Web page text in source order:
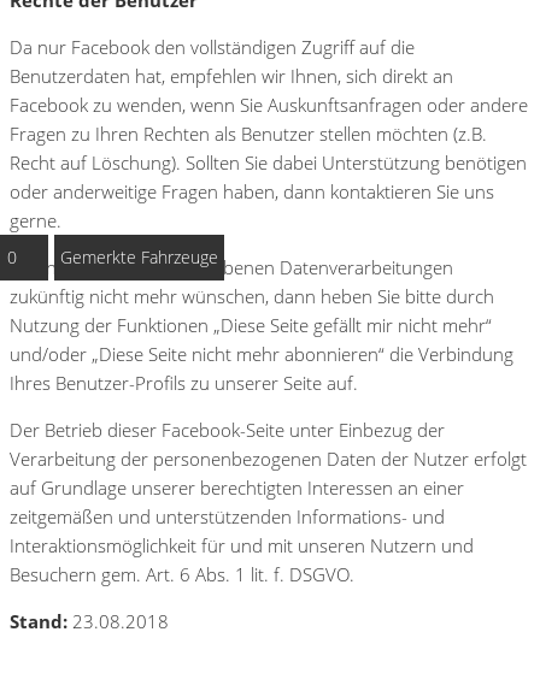
Da nur Facebook den vollständigen Zugriff auf die
Benutzerdaten hat, empfehlen wir Ihnen, sich direkt an
Facebook zu wenden, wenn Sie Auskunftsanfragen oder andere
Fragen zu Ihren Rechten als Benutzer stellen möchten (z.B.
Recht auf Löschung). Sollten Sie dabei Unterstützung benötigen
oder anderweitige Fragen haben, dann kontaktieren Sie uns
gerne.
Wenn Sie die hier beschriebenen Datenverarbeitungen
zukünftig nicht mehr wünschen, dann heben Sie bitte durch
Nutzung der Funktionen „Diese Seite gefällt mir nicht mehr“
und/oder „Diese Seite nicht mehr abonnieren“ die Verbindung
Ihres Benutzer-Profils zu unserer Seite auf.
Der Betrieb dieser Facebook-Seite unter Einbezug der
Verarbeitung der personenbezogenen Daten der Nutzer erfolgt
auf Grundlage unserer berechtigten Interessen an einer
zeitgemäßen und unterstützenden Informations- und
Interaktionsmöglichkeit für und mit unseren Nutzern und
Besuchern gem. Art. 6 Abs. 1 lit. f. DSGVO.
Stand: 23.08.2018
0 Gemerkte Fahrzeuge